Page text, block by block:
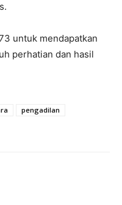
untuk mendapatkan
perhatian dan hasil
pengadilan